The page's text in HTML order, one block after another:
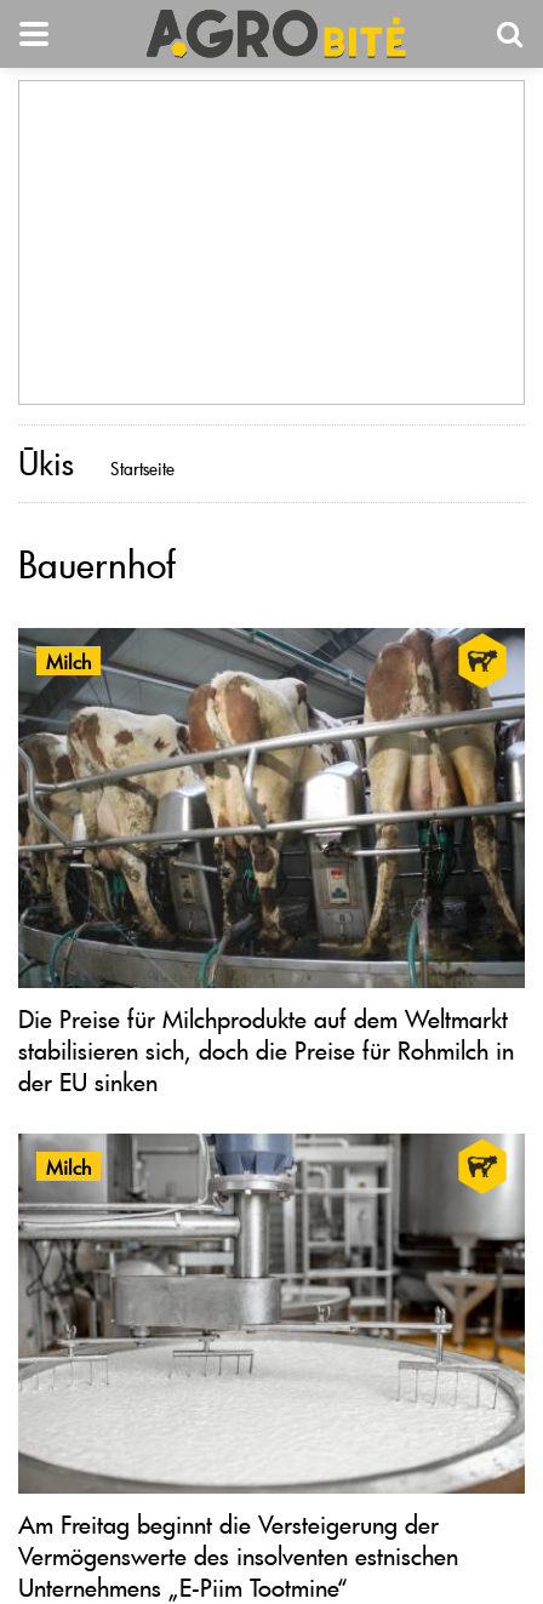
Ūkis Startseite
Bauernhof
Milch
Die Preise für Milchprodukte auf dem Weltmarkt
stabilisieren sich, doch die Preise für Rohmilch in
der EU sinken
Milch
Am Freitag beginnt die Versteigerung der
Vermögenswerte des insolventen estnischen
Unternehmens „E-Piim Tootmine“